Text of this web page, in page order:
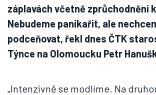
záplavách včetně zprůchodnění
Nebudeme panikařit, ale
podceňovat, řekl dnes ČTK
Týnce na Olomoucku Petr
„Intenzivně se modlíme. Na